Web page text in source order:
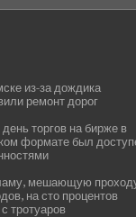
из-за дождика
ремонт дорог
торгов на бирже в
формате был
мешающую
на сто процентов
тротуаров